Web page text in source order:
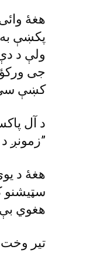
هغۀ
پکښې
ولې د
کښې سى
د آل
زمونږ د اربونو روپو سرمايه کارى ضايع کيږى ـ”
هغۀ د
سټيشنو
هغوي
تير